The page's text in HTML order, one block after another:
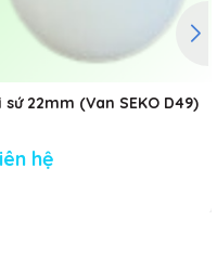
sứ 22mm (Van SEKO D49)
hệ